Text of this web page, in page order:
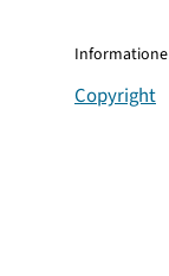
Copyright